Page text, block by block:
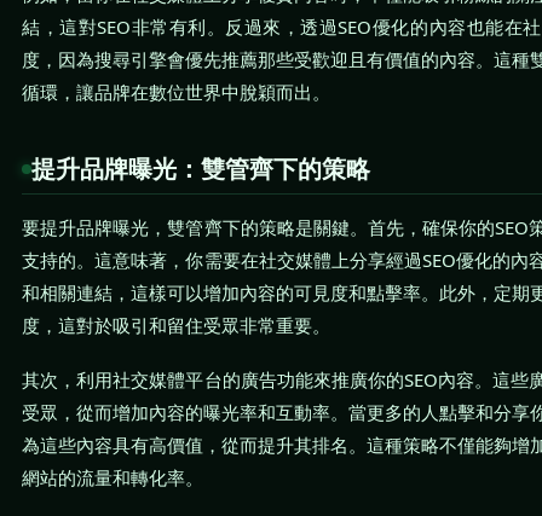
結，這對SEO非常有利。反過來，透過SEO優化的內容也能在
度，因為搜尋引擎會優先推薦那些受歡迎且有價值的內容。這種
循環，讓品牌在數位世界中脫穎而出。
提升品牌曝光：雙管齊下的策略
要提升品牌曝光，雙管齊下的策略是關鍵。首先，確保你的SEO
支持的。這意味著，你需要在社交媒體上分享經過SEO優化的內
和相關連結，這樣可以增加內容的可見度和點擊率。此外，定期
度，這對於吸引和留住受眾非常重要。
其次，利用社交媒體平台的廣告功能來推廣你的SEO內容。這些
受眾，從而增加內容的曝光率和互動率。當更多的人點擊和分享
為這些內容具有高價值，從而提升其排名。這種策略不僅能夠增
網站的流量和轉化率。